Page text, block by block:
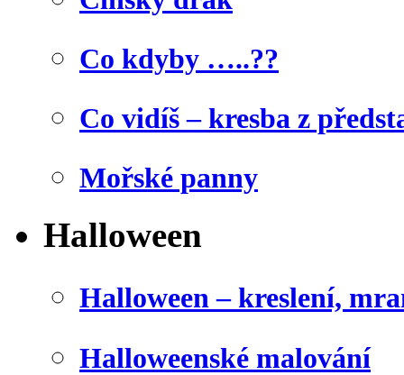
Co kdyby …..??
Co vidíš – kresba z
Mořské panny
Halloween
Halloween – kreslení,
Halloweenské malování